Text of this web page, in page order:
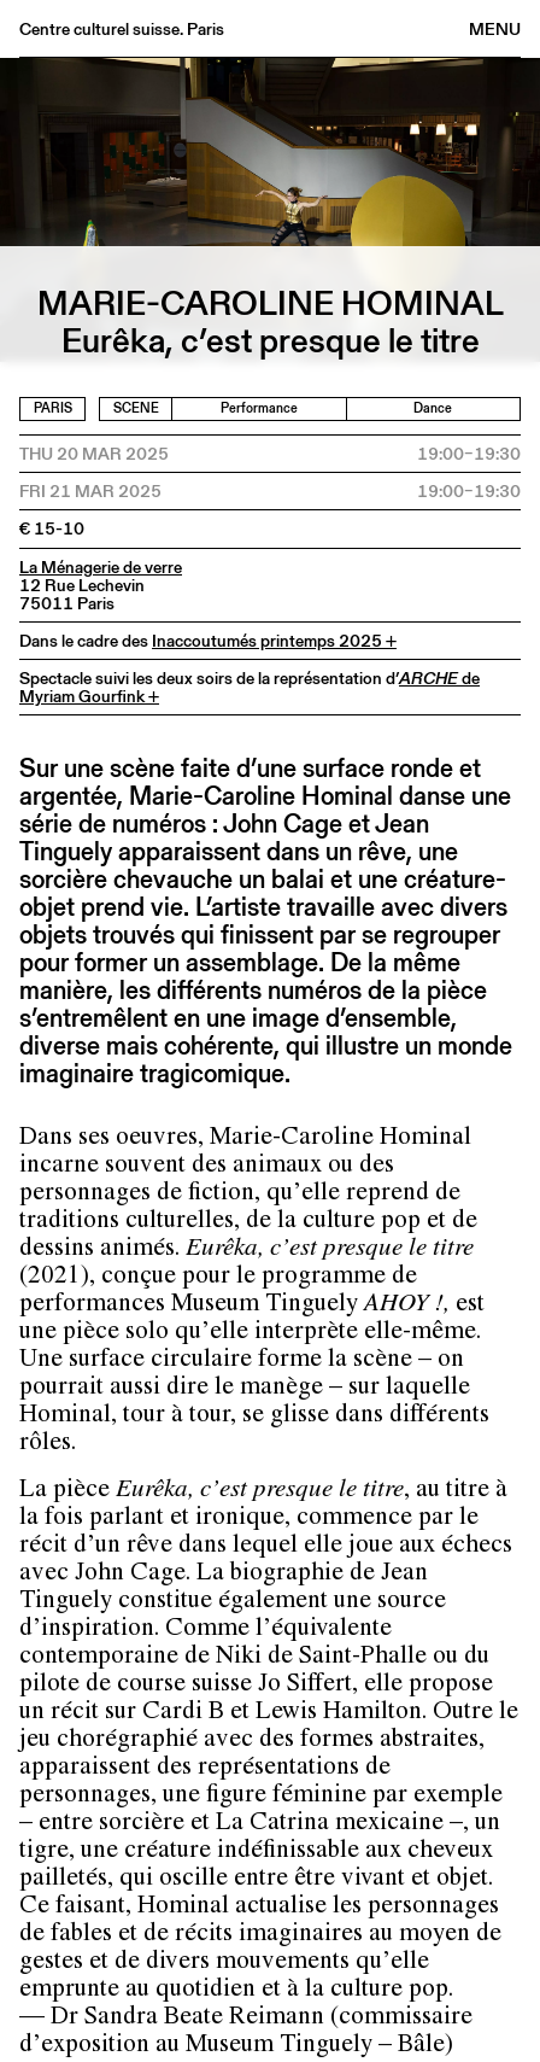
MENU
Centre culturel suisse. Paris
Bookshop
About
EN
MARIE-CAROLINE HOMINAL
Eurêka, c’est presque le titre
PARIS SCENE Performance Dance
THU 20 MAR 2025
19:00–19:30
FRI 21 MAR 2025
19:00–19:30
€ 15-10
La Ménagerie de verre
12 Rue Lechevin
75011 Paris
Dans le cadre des Inaccoutumés printemps 2025 +
Spectacle suivi les deux soirs de la représentation d’ARCHEde
Myriam Gourfink +
Sur une scène faite d’une surface ronde et
argentée, Marie-Caroline Hominal danse une
série de numéros : John Cage et Jean
Tinguely apparaissent dans un rêve, une
sorcière chevauche un balai et une créature-
objet prend vie. L’artiste travaille avec divers
objets trouvés qui finissent par se regrouper
pour former un assemblage. De la même
manière, les différents numéros de la pièce
s’entremêlent en une image d’ensemble,
diverse mais cohérente, qui illustre un monde
imaginaire tragicomique.
Dans ses oeuvres, Marie-Caroline Hominal
incarne souvent des animaux ou des
personnages de fiction, qu’elle reprend de
traditions culturelles, de la culture pop et de
dessins animés. Eurêka, c’est presque le titre
(2021), conçue pour le programme de
performances Museum TinguelyAHOY !, est
une pièce solo qu’elle interprète elle-même.
Une surface circulaire forme la scène – on
pourrait aussi dire le manège – sur laquelle
Hominal, tour à tour, se glisse dans différents
rôles.
La pièce Eurêka, c’est presque le titre, au titre à
la fois parlant et ironique, commence par le
récit d’un rêve dans lequel elle joue aux échecs
avec John Cage. La biographie de Jean
Tinguely constitue également une source
d’inspiration. Comme l’équivalente
contemporaine de Niki de Saint-Phalle ou du
pilote de course suisse Jo Siffert, elle propose
un récit sur Cardi B et Lewis Hamilton. Outre le
jeu chorégraphié avec des formes abstraites,
apparaissent des représentations de
personnages, une figure féminine par exemple
– entre sorcière et La Catrina mexicaine –, un
tigre, une créature indéfinissable aux cheveux
pailletés, qui oscille entre être vivant et objet.
Ce faisant, Hominal actualise les personnages
de fables et de récits imaginaires au moyen de
gestes et de divers mouvements qu’elle
emprunte au quotidien et à la culture pop.
— Dr Sandra Beate Reimann (commissaire
d’exposition au Museum Tinguely – Bâle)